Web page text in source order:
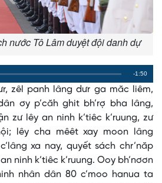
nước Tô Lâm duyệt đội danh dự
Remaining
Time
-1:50
zêl panh lâng dưr ga măc liêm,
ơy p’căh ghit bh’rợ bha lâng,
zư lêy an ninh k’tiêc k’ruung, zư
lêy cha mêêt xay moon lâng
xa nay, quyết sách chr’năp
ninh k’tiêc k’ruung. Ooy bh’nơơn
nhân dân 80 c’moo hanua ta